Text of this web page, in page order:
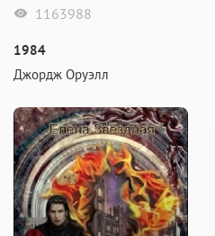
1163988
1984
Джордж Оруэлл